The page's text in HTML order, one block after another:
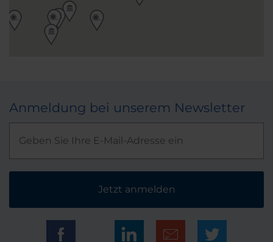
Anmeldung bei unserem Newsletter
Jetzt anmelden